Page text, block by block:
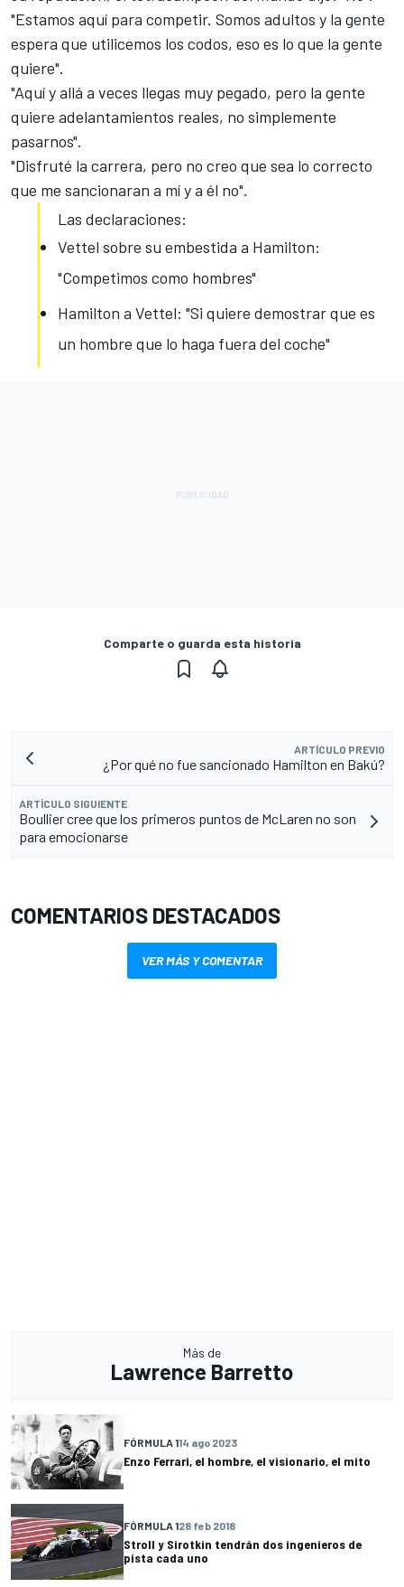
"Estamos aquí para competir. Somos adultos y la gente
espera que utilicemos los codos, eso es lo que la gente
quiere".
"Aquí y allá a veces llegas muy pegado, pero la gente
quiere adelantamientos reales, no simplemente
pasarnos".
"Disfruté la carrera, pero no creo que sea lo correcto
que me sancionaran a mí y a él no".
Las declaraciones:
Vettel sobre su embestida a Hamilton:
"Competimos como hombres"
Hamilton a Vettel: "Si quiere demostrar que es
un hombre que lo haga fuera del coche"
Comparte o guarda esta historia
ARTÍCULO PREVIO
¿Por qué no fue sancionado Hamilton en Bakú?
ARTÍCULO SIGUIENTE
Boullier cree que los primeros puntos de McLaren no son
para emocionarse
COMENTARIOS DESTACADOS
VER MÁS Y COMENTAR
Más de
Lawrence Barretto
FÓRMULA 114 ago 2023
Enzo Ferrari, el hombre, el visionario, el mito
FÓRMULA 128 feb 2018
Stroll y Sirotkin tendrán dos ingenieros de
pista cada uno